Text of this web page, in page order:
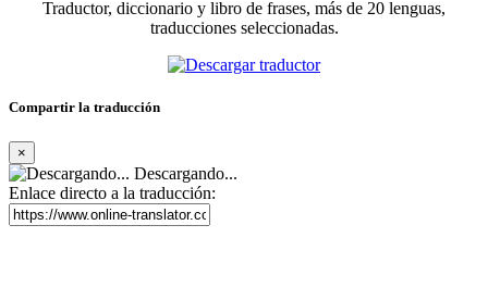
Traductor, diccionario y libro de frases, más de 20 lenguas,
traducciones seleccionadas.
Compartir la traducción
×
Descargando...
Enlace directo a la traducción: